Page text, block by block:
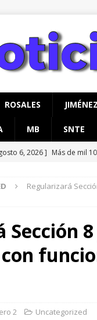
ROSALES JIMÉNEZ
MB SNTE
6, 2026 ] Más de mil
6, 2026 ] Marco
6, 2026 ] Marco
Aldama
7, 2026 ] Invita
Regularizará
2 Uncategorized